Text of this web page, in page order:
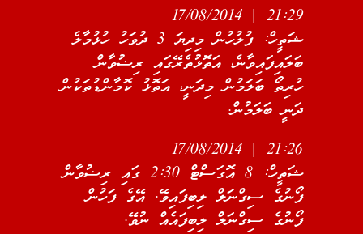
21:29 | 17/08/2014
ޝަތީހް: ފުލުހުން މިދިޔަ 3 ދުވަހު ހުޅުމާލެ
ބަލައިފައިވާނެ، އަތޮޅުތެރޭގައި ރިޟުވާން
ހުރިތޯ ބަލަމުން މިދަނީ، އަތޮޅު ކޮމާންޑުތަކުން
ދަނީ ބަލަމުން.
21:26 | 17/08/2014
ޝަތީހް: 8 އޮގަސްޓް 2:30 ގައި ރިޟުވާން
ފޯނުގެ ސިގްނަލް ލިބިފައިވޭ. އޭގެ ފަހުން
ފޯނުގެ ސިގްނަލް ލިބިފައެއް ނުވޭ.